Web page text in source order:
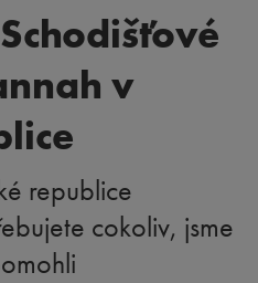
v
republice
cokoliv, jsme